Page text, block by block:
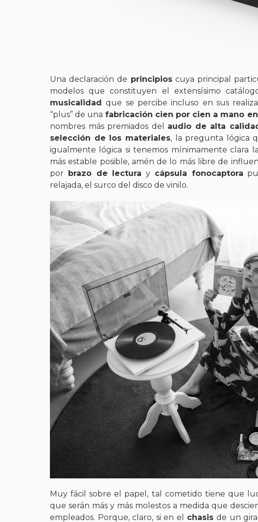
Una declaración de principioscuya principal
modelos que constituyen el extensísimo
musicalidadque se percibe incluso en sus
“plus” de una fabricación cien por cien a mano
nombres más premiados del audio de alta
selección de los materiales, la pregunta lógica
igualmente lógica si tenemos mínimamente clara
más estable posible, amén de lo más libre de
por brazo de lectura y cápsula fonocaptora
relajada, el surco del disco de vinilo.
Muy fácil sobre el papel, tal cometido tiene que
que serán más y más molestos a medida que
empleados. Porque, claro, si en el
chasis de un